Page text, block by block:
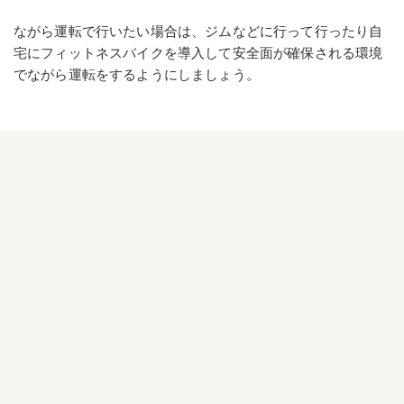
ながら運転で行いたい場合は、ジムなどに行って行ったり自
宅にフィットネスバイクを導入して安全面が確保される環境
でながら運転をするようにしましょう。